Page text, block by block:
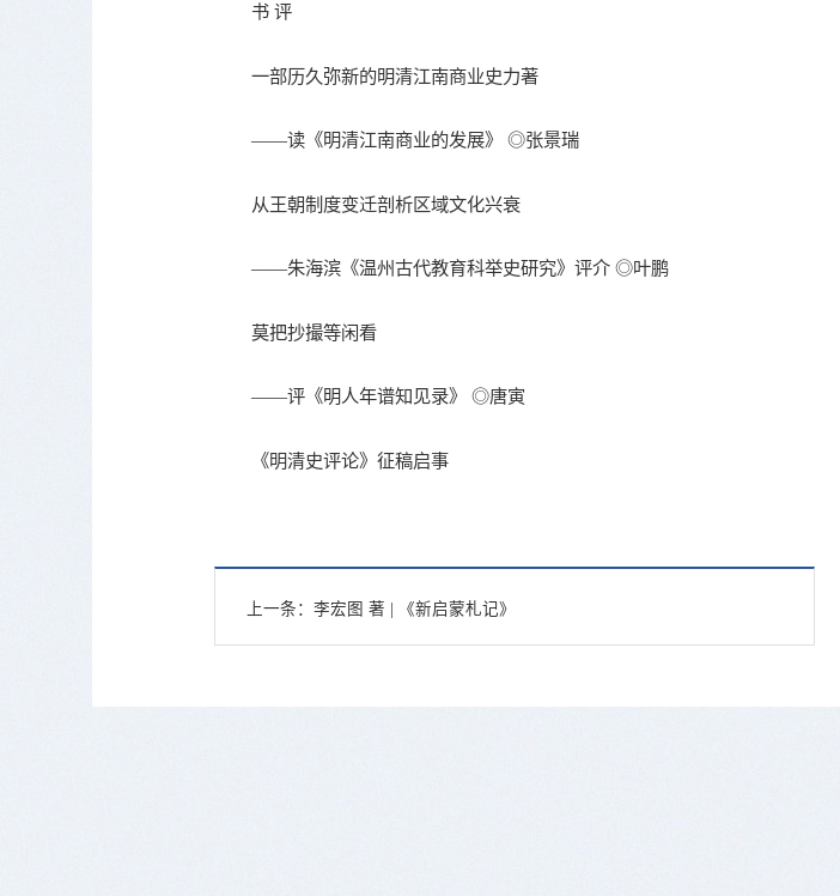
书 评
一部历久弥新的明清江南商业史力著
——读《明清江南商业的发展》 ◎张景瑞
从王朝制度变迁剖析区域文化兴衰
——朱海滨《温州古代教育科举史研究》评介 ◎叶鹏
莫把抄撮等闲看
——评《明人年谱知见录》 ◎唐寅
《明清史评论》征稿启事
上一条： 李宏图 著 | 《新启蒙札记》